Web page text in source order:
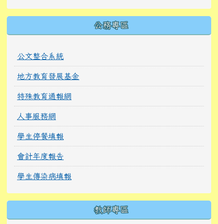
公務專區
公文整合系統
地方教育發展基金
特殊教育通報網
人事服務網
學生停餐填報
會計年度報告
學生傳染病填報
教師專區